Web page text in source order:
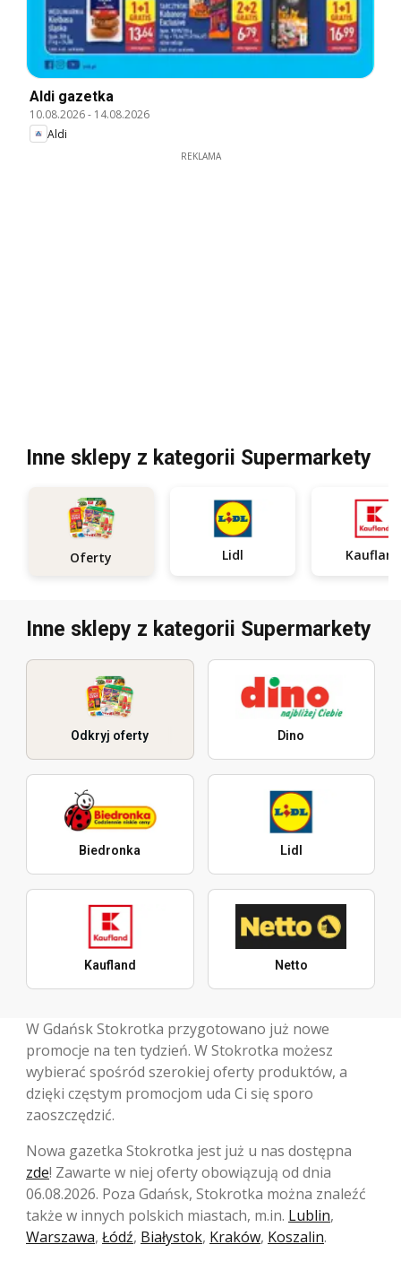
Aldi gazetka
10.08.2026- 14.08.2026
Aldi
REKLAMA
Inne sklepy z kategorii Supermarkety
Oferty Lidl
Inne sklepy z kategorii Supermarkety
Odkryj oferty Dino
Biedronka Lidl
Kaufland Netto
W Gdańsk Stokrotka przygotowano już nowe
promocje na ten tydzień. W Stokrotka możesz
wybierać spośród szerokiej oferty produktów, a
dzięki częstym promocjom uda Ci się sporo
zaoszczędzić.
Nowa gazetka Stokrotka jest już u nas dostępna
zde! Zawarte w niej oferty obowiązują od dnia
06.08.2026. Poza Gdańsk, Stokrotka można znaleźć
także w innych polskich miastach, m.in. Lublin,
Warszawa, Łódź, Białystok, Kraków, Koszalin.